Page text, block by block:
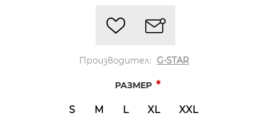
Производител: G-STAR
РАЗМЕР *
S M L XL XXL